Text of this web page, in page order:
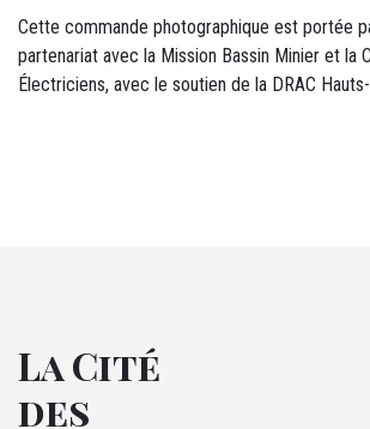
Cette commande photographique est portée
partenariat avec la Mission Bassin Minier et la
Électriciens, avec le soutien de la DRAC
La Cité
des